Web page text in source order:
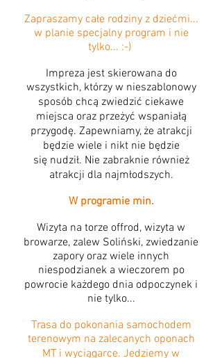
Zapraszamy całe rodziny z dziećmi...
w planie specjalny program i nie
tylko... :-)
Impreza jest skierowana do
wszystkich, którzy w nieszablonowy
sposób chcą zwiedzić ciekawe
miejsca oraz przeżyć wspaniałą
przygodę. Zapewniamy, że atrakcji
będzie wiele i nikt nie będzie
się nudził. Nie zabraknie również
atrakcji dla najmłodszych.
W programie min.
Wizyta na torze offrod, wizyta w
browarze, zalew Soliński, zwiedzanie
zapory oraz wiele innych
niespodzianek a wieczorem po
powrocie każdego dnia odpoczynek i
nie tylko...
Trasa do pokonania samochodem
terenowym na zalecanych oponach
MT i wyciągarce. Jedziemy w